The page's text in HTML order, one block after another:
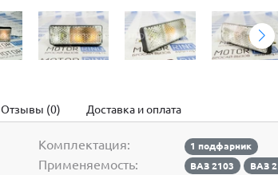
Отзывы (0) Доставка и оплата
Комплектация: 1 подфарник
Применяемость: ВАЗ 2103 ВАЗ